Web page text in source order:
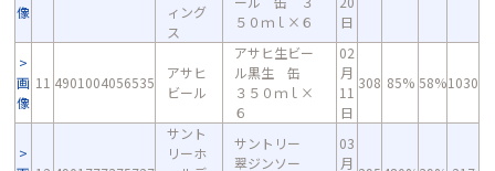
像
ィング
ス
５０ｍｌ×６
日
画
像
11 4901004056535
アサヒ
ビール
アサヒ生ビー
ル黒生 缶
３５０ｍｌ×
６
02
月
11
日
308 85% 58%1030
サント
リーホ
サントリー
翠ジンソー
03
月